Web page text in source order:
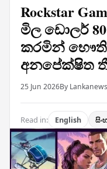
Rockstar
මිල ඩොලර්
කරමින්
අනපේක්ෂිත
25 Jun 2026By
Read in: English